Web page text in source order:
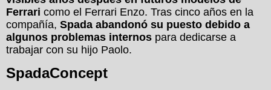
Ferrari como el Ferrari Enzo. Tras cinco años en la
compañía, Spada abandonó su puesto debido a
algunos problemas internos para dedicarse a
trabajar con su hijo Paolo.
SpadaConcept